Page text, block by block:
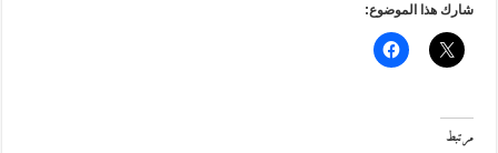
شارك هذا الموضوع:
مرتبط